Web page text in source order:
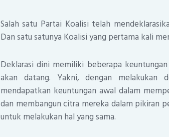
Salah satu Partai Koalisi telah
Dan satu satunya Koalisi yang pertama kali
Deklarasi dini memiliki beberapa
akan datang. Yakni, dengan
mendapatkan keuntungan awal dalam
dan membangun citra mereka dalam pikiran
untuk melakukan hal yang sama.